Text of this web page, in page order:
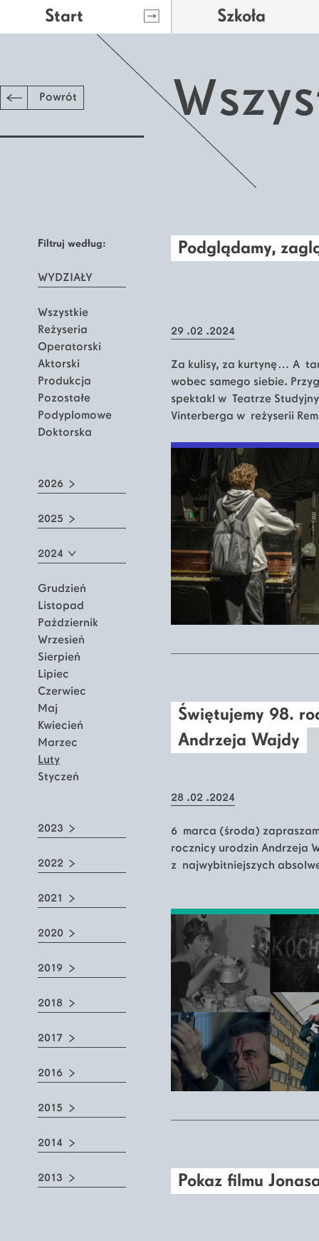
Start Szkoła
Powrót
Filtruj według:
WYDZIAŁY
Wszystkie
Reżyseria
Operatorski
Aktorski
Produkcja
Pozostałe
Podyplomowe
Doktorska
2026
2025
2024
Grudzień
Listopad
Październik
Wrzesień
Sierpień
Lipiec
Czerwiec
Maj
Kwiecień
Marzec
Luty
Styczeń
2023
2022
2021
2020
2019
2018
2017
2016
2015
2014
2013
Podglądamy,
29 .02 .2024
Za kulisy, za kurtynę… A
wobec samego siebie.
spektakl w Teatrze
Vinterberga w reżyserii
Świętujemy 98.
Andrzeja Wajdy
28 .02 .2024
6 marca (środa)
rocznicy urodzin Andrzeja
z najwybitniejszych
Pokaz filmu